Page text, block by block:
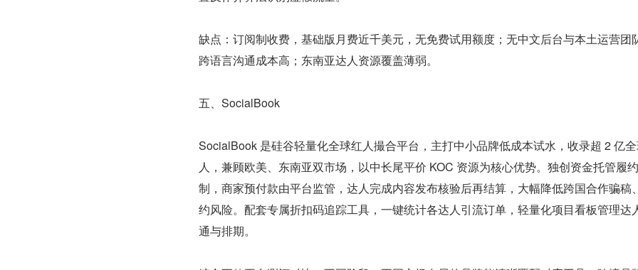
缺点：订阅制收费，基础版月费近千美元，无免费试用额度；无中文后台与本土运营团
跨语言沟通成本高；东南亚达人资源覆盖薄弱。
五、SocialBook
SocialBook 是硅谷轻量化全球红人撮合平台，主打中小品牌低成本试水，收录超 2 亿
人，兼顾欧美、东南亚双市场，以中长尾平价 KOC 资源为核心优势。独创资金托管履
制，商家预付款由平台监管，达人完成内容发布核验后再结算，大幅降低跨国合作骗稿
约风险。配套专属折扣码追踪工具，一键统计各达人引流订单，轻量化项目看板管理达
通与排期。